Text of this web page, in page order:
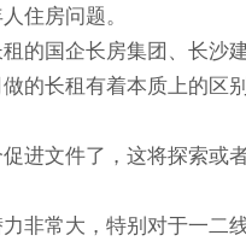
住房问题。
的国企长房集团、长沙
的长租有着本质上的区
进文件了，这将探索或
非常大，特别对于一二